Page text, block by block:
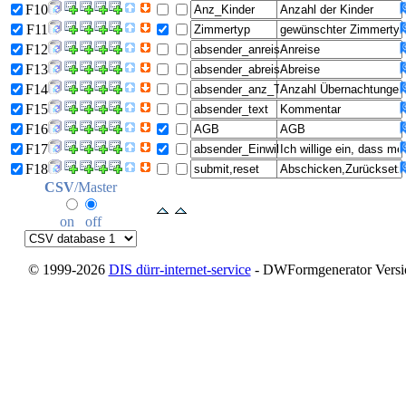
F10
F11
F12
F13
F14
F15
F16
F17
F18
CSV/Master
on off
© 1999-2026 DIS dürr-internet-service- DWFormgenerator